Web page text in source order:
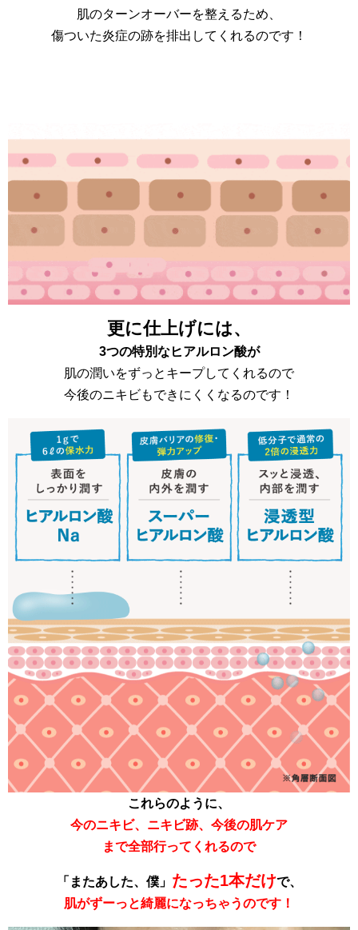
肌のターンオーバーを整えるため、
傷ついた炎症の跡を排出してくれるのです！
更に仕上げには、
3つの特別なヒアルロン酸が
肌の潤いをずっとキープしてくれるので
今後のニキビもできにくくなるのです！
これらのように、
今のニキビ、ニキビ跡、今後の肌ケア
まで全部行ってくれるので
「またあした、僕」 たった1本だけで、
肌がずーっと綺麗になっちゃうのです！